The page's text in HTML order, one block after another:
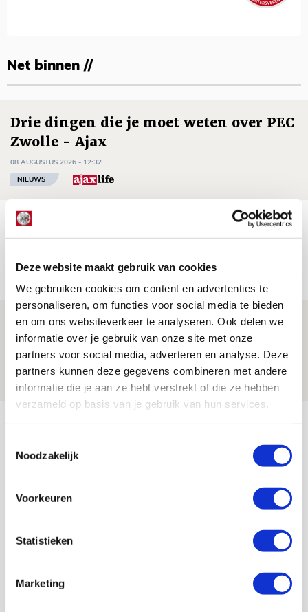
Deze website maakt gebruik van cookies
We gebruiken cookies om content en advertenties te
personaliseren, om functies voor social media te bieden
en om ons websiteverkeer te analyseren. Ook delen we
informatie over je gebruik van onze site met onze
partners voor social media, adverteren en analyse. Deze
partners kunnen deze gegevens combineren met andere
informatie die je aan ze hebt verstrekt of die ze hebben
verzameld op basis van je gebruik van hun services.
Noodzakelijk
Voorkeuren
Statistieken
Marketing
Net binnen //
Drie dingen die je moet weten over PEC
Zwolle - Ajax
08 AUGUSTUS 2026 - 12:32
NIEUWS
Míchels elf: met welke formatie begin
jij aan nieuw eredivisieseizoen?
08 AUGUSTUS 2026 - 11:34
Spelen bij Jong Ajax of Ajax 1? Dat
maakt Abdalla ‘geen reet’ uit
AUG
11